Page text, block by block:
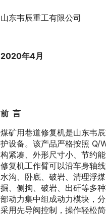
山东韦辰重工有限公司
2020年4月
前 言
煤矿用巷道修复机是山东韦
护设备。该产品严格按照 Q/
构紧凑、外形尺寸小、节约
修复机工作臂可以沿车身轴
水沟、卧底、破岩、清理浮
掘、侧掏、破岩、出矸等多
部动力集中组成动力模块，
采用先导阀控制，操作轻松